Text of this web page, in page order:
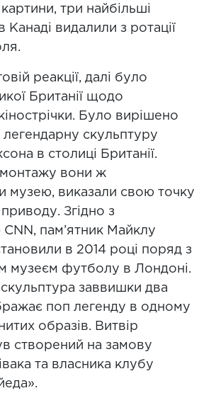
три найбільші
Канаді видалили з ротації
реакції, далі було
Британії щодо
Було вирішено
скульптуру
в столиці Британії.
вони ж
музею, виказали свою точку
Згідно з
пам’ятник Майклу
в 2014 році поряд з
музеєм футболу в Лондоні.
заввишки два
поп легенду в одному
образів. Витвір
створений на замову
та власника клубу